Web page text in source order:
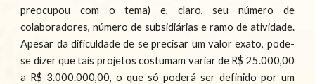
preocupou com o tema) e, claro, seu número de
colaboradores, número de subsidiárias e ramo de atividade.
Apesar da dificuldade de se precisar um valor exato, pode-
se dizer que tais projetos costumam variar de R$ 25.000,00
a R$ 3.000.000,00, o que só poderá ser definido por um